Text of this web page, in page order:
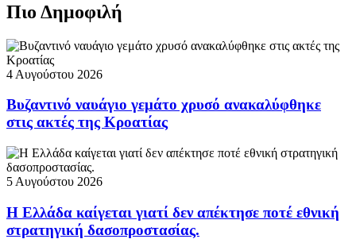
Πιο Δημοφιλή
4 Αυγούστου 2026
Βυζαντινό ναυάγιο γεμάτο χρυσό ανακαλύφθηκε
στις ακτές της Κροατίας
5 Αυγούστου 2026
Η Ελλάδα καίγεται γιατί δεν απέκτησε ποτέ εθνική
στρατηγική δασοπροστασίας.